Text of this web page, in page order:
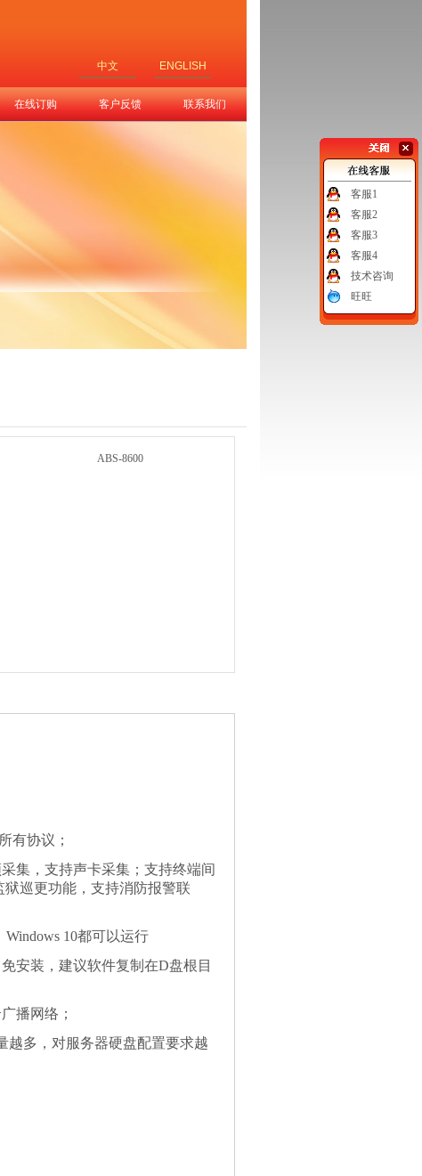
中文 ENGLISH
在线订购 客户反馈 联系我们
客服1
客服2
客服3
客服4
技术咨询
旺旺
ABS-8600
有协议；
集，支持声卡采集；支持终端间
巡更功能，支持消防报警联
10都可以运行
安装，建议软件复制在D盘根目
播网络；
越多，对服务器硬盘配置要求越